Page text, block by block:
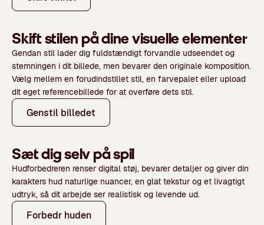
Skift stilen på dine visuelle elementer
Gendan stil lader dig fuldstændigt forvandle udseendet og
stemningen i dit billede, men bevarer den originale komposition.
Vælg mellem en forudindstillet stil, en farvepalet eller upload
dit eget referencebillede for at overføre dets stil.
Genstil billedet
Sæt dig selv på spil
Hudforbedreren renser digital støj, bevarer detaljer og giver din
karakters hud naturlige nuancer, en glat tekstur og et livagtigt
udtryk, så dit arbejde ser realistisk og levende ud.
Forbedr huden